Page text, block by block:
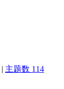
| 主题数 114